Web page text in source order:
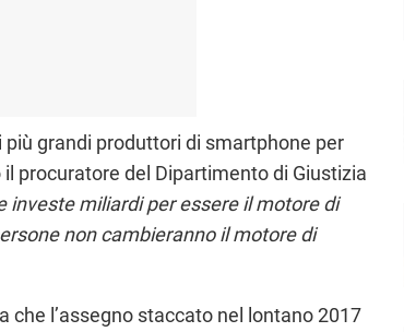
grandi produttori di smartphone per
procuratore del Dipartimento di Giustizia
investe miliardi per essere il motore di
non cambieranno il motore di
che l’assegno staccato nel lontano 2017